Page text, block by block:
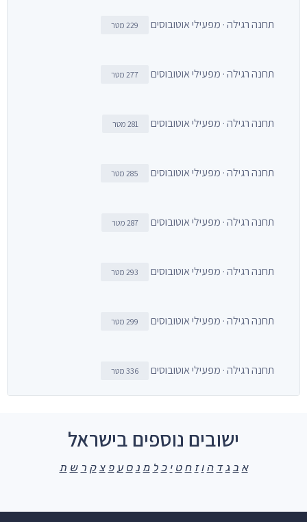
תחנה רגילה · מפעילי אוטובוסים 229 מטר
תחנה רגילה · מפעילי אוטובוסים 277 מטר
תחנה רגילה · מפעילי אוטובוסים 281 מטר
תחנה רגילה · מפעילי אוטובוסים 285 מטר
תחנה רגילה · מפעילי אוטובוסים 287 מטר
תחנה רגילה · מפעילי אוטובוסים 293 מטר
תחנה רגילה · מפעילי אוטובוסים 299 מטר
תחנה רגילה · מפעילי אוטובוסים 336 מטר
ישובים נוספים בישראל
א ב ג ד ה ו ז ח ט י כ ל מ נ ס ע פ צ ק ר ש ת